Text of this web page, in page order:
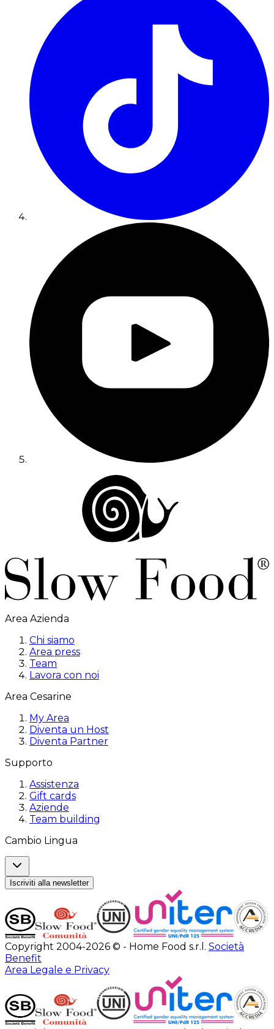
Area Azienda
Chi siamo
Area press
Team
Lavora con noi
Area Cesarine
My Area
Diventa un Host
Diventa Partner
Supporto
Assistenza
Gift cards
Aziende
Team building
Cambio Lingua
Iscriviti alla newsletter
Copyright 2004-2026 © - Home Food s.r.l. Società
Benefit
Area Legale e Privacy